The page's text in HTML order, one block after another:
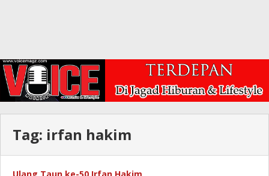
Tag: irfan hakim